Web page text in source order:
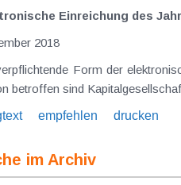
Einreichung des
2018
Form der
betroffen sind
empfehlen drucken
im Archiv